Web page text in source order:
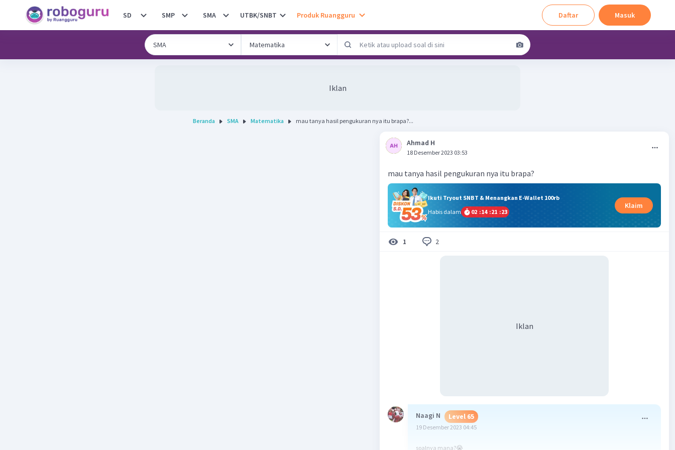
SD SMP SMA UTBK/SNBT Produk Ruangguru Daftar Masuk
Iklan
Beranda SMA Matematika mau tanya hasil pengukuran nya itu brapa?...
Ahmad H
18 Desember 2023 03:53
mau tanya hasil pengukuran nya itu brapa?
Ikuti Tryout SNBT & Menangkan E-Wallet 100rb
Habis dalam
02 :14 :21 :23
Klaim
1 2
Iklan
Naagi N Level 65
19 Desember 2023 04:45
soalnya mana?😭